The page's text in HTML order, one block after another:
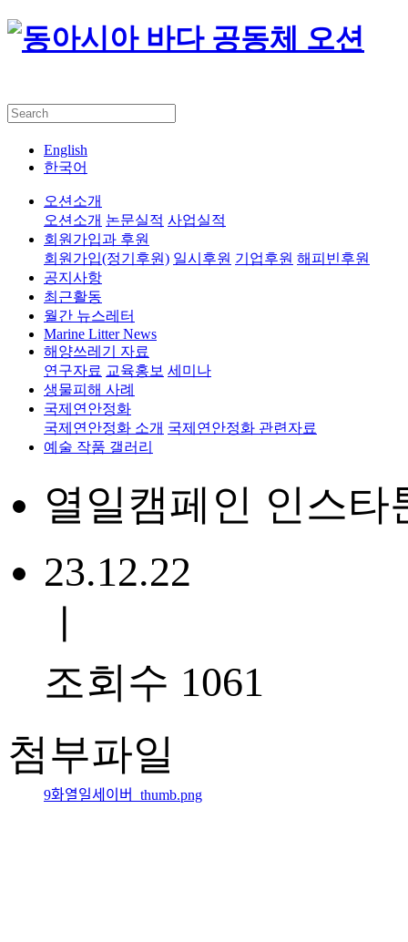
English
한국어
오션소개
오션소개 논문실적 사업실적
회원가입과 후원
회원가입(정기후원) 일시후원 기업후원 해피빈후원
공지사항
최근활동
월간 뉴스레터
Marine Litter News
해양쓰레기 자료
연구자료 교육홍보 세미나
생물피해 사례
국제연안정화
국제연안정화 소개 국제연안정화 관련자료
예술 작품 갤러리
열일캠페인 인스타
23.12.22
조회수 1061
첨부파일
9화열일세이버_thumb.png